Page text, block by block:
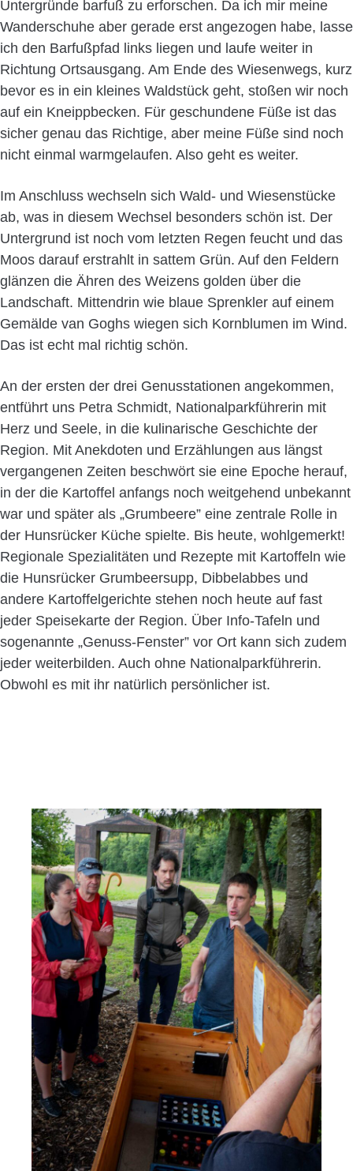
Untergründe barfuß zu erforschen. Da ich mir meine
Wanderschuhe aber gerade erst angezogen habe, lasse
ich den Barfußpfad links liegen und laufe weiter in
Richtung Ortsausgang. Am Ende des Wiesenwegs, kurz
bevor es in ein kleines Waldstück geht, stoßen wir noch
auf ein Kneippbecken. Für geschundene Füße ist das
sicher genau das Richtige, aber meine Füße sind noch
nicht einmal warmgelaufen. Also geht es weiter.
Im Anschluss wechseln sich Wald- und Wiesenstücke
ab, was in diesem Wechsel besonders schön ist. Der
Untergrund ist noch vom letzten Regen feucht und das
Moos darauf erstrahlt in sattem Grün. Auf den Feldern
glänzen die Ähren des Weizens golden über die
Landschaft. Mittendrin wie blaue Sprenkler auf einem
Gemälde van Goghs wiegen sich Kornblumen im Wind.
Das ist echt mal richtig schön.
An der ersten der drei Genusstationen angekommen,
entführt uns Petra Schmidt, Nationalparkführerin mit
Herz und Seele, in die kulinarische Geschichte der
Region. Mit Anekdoten und Erzählungen aus längst
vergangenen Zeiten beschwört sie eine Epoche herauf,
in der die Kartoffel anfangs noch weitgehend unbekannt
war und später als „Grumbeere” eine zentrale Rolle in
der Hunsrücker Küche spielte. Bis heute, wohlgemerkt!
Regionale Spezialitäten und Rezepte mit Kartoffeln wie
die Hunsrücker Grumbeersupp, Dibbelabbes und
andere Kartoffelgerichte stehen noch heute auf fast
jeder Speisekarte der Region. Über Info-Tafeln und
sogenannte „Genuss-Fenster” vor Ort kann sich zudem
jeder weiterbilden. Auch ohne Nationalparkführerin.
Obwohl es mit ihr natürlich persönlicher ist.